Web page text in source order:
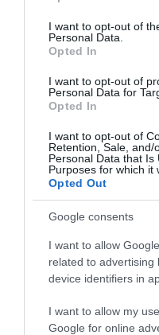
use your data for below
consent section.
I want to opt-out of
Personal Data.
Opted In
I want to opt-out of
Personal Data for
Opted In
I want to opt-out of
Retention, Sale, and/
Personal Data that Is
Purposes for which it
Opted Out
Google consents
I want to allow
related to advertising
device identifiers in
I want to allow my
Google for online
Χρυσές Λίρες